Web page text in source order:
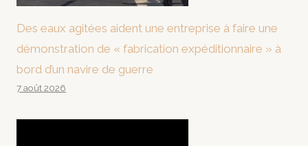
Des eaux agitées aident une entreprise à faire une
démonstration de « fabrication expéditionnaire » à
bord d’un navire de guerre
7 août 2026